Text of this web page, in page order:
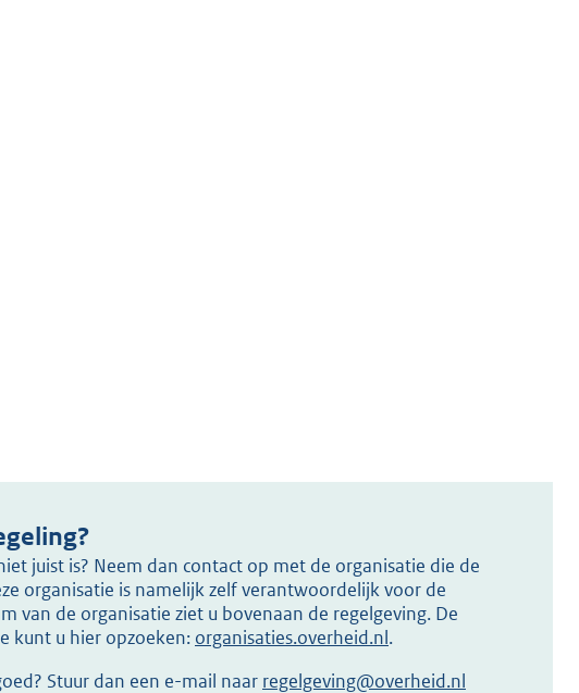
juist is? Neem dan contact op met de organisatie die de
organisatie is namelijk zelf verantwoordelijk voor de
van de organisatie ziet u bovenaan de regelgeving. De
kunt u hier opzoeken: organisaties.overheid.nl.
Stuur dan een e-mail naar regelgeving@overheid.nl